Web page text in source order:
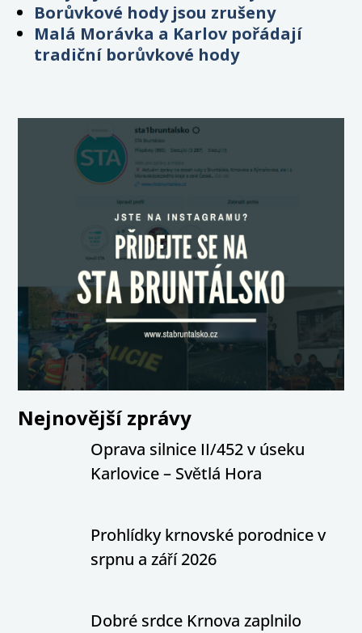
Borůvkové hody jsou zrušeny
Malá Morávka a Karlov pořádají
tradiční borůvkové hody
Nejnovější zprávy
Oprava silnice II/452 v úseku
Karlovice – Světlá Hora
Prohlídky krnovské porodnice v
srpnu a září 2026
Dobré srdce Krnova zaplnilo